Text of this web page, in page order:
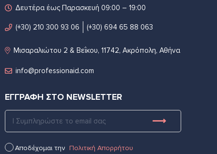
Δευτέρα έως Παρασκευή 09:00 – 19:00
(+30) 210 300 93 06 (+30) 694 65 88 063
Μισαραλιώτου 2 & Βεΐκου, 11742, Ακρόπολη, Αθήνα
info@professionaid.com
ΕΓΓΡΑΦΗ ΣΤΟ NEWSLETTER
Αποδέχομαι την Πολιτική Απορρήτου